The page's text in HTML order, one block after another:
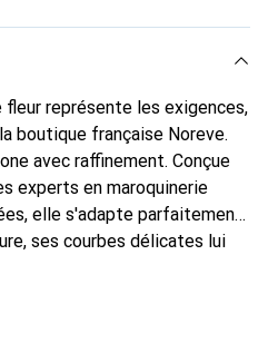
représente les exigences,
boutique française Noreve.
avec raffinement. Conçue
experts en maroquinerie
elle s'adapte parfaitement
ses courbes délicates lui
de votre smartphone.